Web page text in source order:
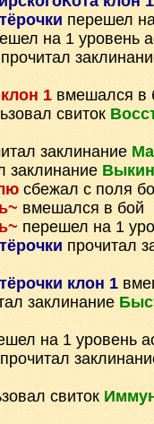
перешел
на 1 уровень
1 вмешался в
свиток
заклинание
заклинание
сбежал с поля
вмешался в бой
перешел на 1
прочитал
клон 1
заклинание
на 1 уровень
прочитал
свиток